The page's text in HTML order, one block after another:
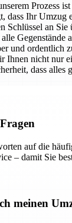
Prozess
dass Ihr Umzug
Schlüssel an Sie
Gegenstände
und ordentlich
Ihnen nicht nur
dass alles
auf die
– damit Sie
meinen